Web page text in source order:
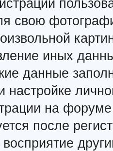
свою
иных
данные
настройке
на
после